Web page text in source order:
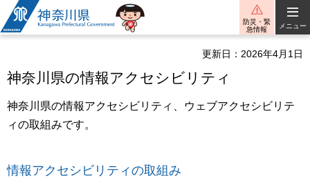
神奈川県
防災・緊
急情報
メニュー
更新日：2026年4月1日
神奈川県の情報アクセシビリティ
神奈川県の情報アクセシビリティ、ウェブアクセシビリテ
ィの取組みです。
情報アクセシビリティの取組み